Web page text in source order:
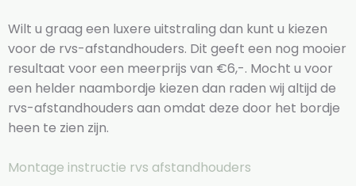
Wilt u graag een luxere uitstraling dan kunt u kiezen
voor de rvs-afstandhouders. Dit geeft een nog mooier
resultaat voor een meerprijs van €6,-. Mocht u voor
een helder naambordje kiezen dan raden wij altijd de
rvs-afstandhouders aan omdat deze door het bordje
heen te zien zijn.
Montage instructie rvs afstandhouders